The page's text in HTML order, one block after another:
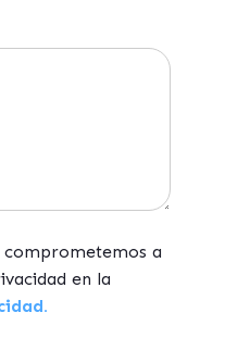
comprometemos a
en la